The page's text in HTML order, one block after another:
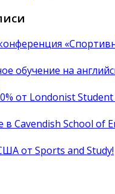
обучение на
от Londonist
в Сavendish School of
от Sports and Study!